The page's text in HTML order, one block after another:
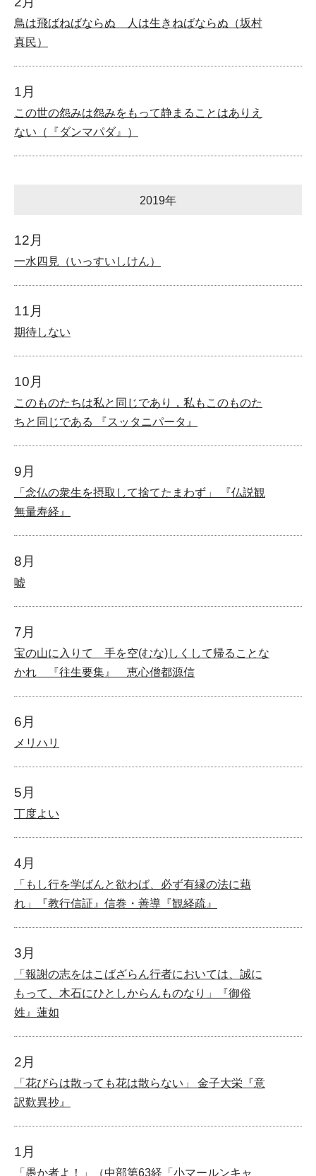
鳥は飛ばねばならぬ 人は生きねばならぬ（坂村
真民）
1月
この世の怨みは怨みをもって静まることはありえ
ない（『ダンマパダ』）
2019年
12月
一水四見（いっすいしけん）
11月
期待しない
10月
このものたちは私と同じであり，私もこのものた
ちと同じである 『スッタニパータ』
9月
「念仏の衆生を摂取して捨てたまわず」 『仏説観
無量寿経』
8月
嘘
7月
宝の山に入りて 手を空(むな)しくして帰ることな
かれ 『往生要集』 恵心僧都源信
6月
メリハリ
5月
丁度よい
4月
「もし行を学ばんと欲わば、必ず有縁の法に藉
れ」『教行信証』信巻・善導『観経疏』
3月
「報謝の志をはこばざらん行者においては、誠に
もって、木石にひとしからんものなり」『御俗
姓』蓮如
2月
「花びらは散っても花は散らない」 金子大栄『意
訳歎異抄』
1月
「愚か者よ！」（中部第63経「小マールンキャ